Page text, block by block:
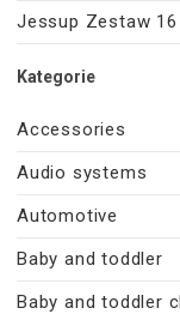
Jessup Zestaw
Kategorie
Accessories
Audio systems
Automotive
Baby and toddler
Baby and toddler